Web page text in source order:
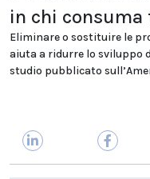
in chi consuma
Eliminare o sostituire le
aiuta a ridurre lo sviluppo
studio pubblicato